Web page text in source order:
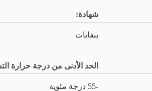
شهادة:
بنفايات
الحد الأدنى من درجة حرارة
-55 درجة مئوية